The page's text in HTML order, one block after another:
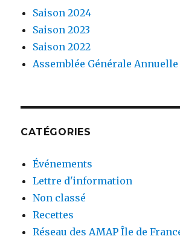
Saison 2024
Saison 2023
Saison 2022
Assemblée Générale Annuelle
CATÉGORIES
Événements
Lettre d'information
Non classé
Recettes
Réseau des AMAP Île de